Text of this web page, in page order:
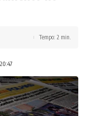
Tempo: 2 min.